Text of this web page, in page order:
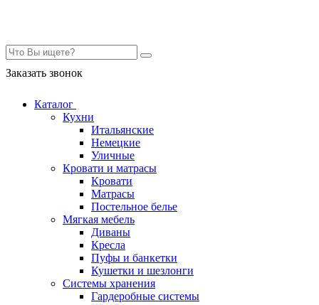
Заказать звонок
Каталог
Кухни
Итальянские
Немецкие
Уличные
Кровати и матрасы
Кровати
Матрасы
Постельное белье
Мягкая мебель
Диваны
Кресла
Пуфы и банкетки
Кушетки и шезлонги
Системы хранения
Гардеробные системы